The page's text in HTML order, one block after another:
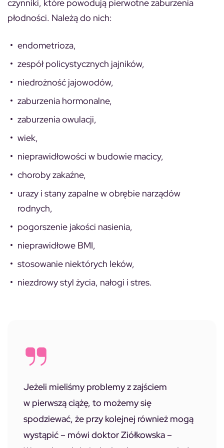
czynniki, które powodują pierwotne zaburzenia
płodności. Należą do nich:
endometrioza,
zespół policystycznych jajników,
niedrożność jajowodów,
zaburzenia hormonalne,
zaburzenia owulacji,
wiek,
nieprawidłowości w budowie macicy,
choroby zakaźne,
urazy i stany zapalne w obrębie narządów
rodnych,
pogorszenie jakości nasienia,
nieprawidłowe BMI,
stosowanie niektórych leków,
niezdrowy styl życia, nałogi i stres.
Jeżeli mieliśmy problemy z zajściem
w pierwszą ciążę, to możemy się
spodziewać, że przy kolejnej również mogą
wystąpić – mówi doktor Ziółkowska –